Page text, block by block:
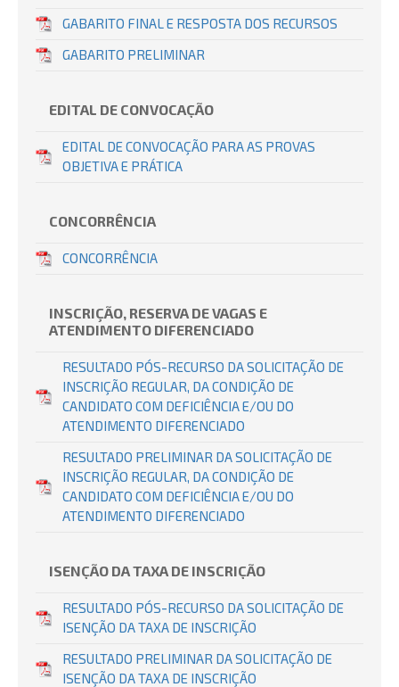
GABARITO FINAL E RESPOSTA DOS RECURSOS
GABARITO PRELIMINAR
EDITAL DE CONVOCAÇÃO
EDITAL DE CONVOCAÇÃO PARA AS PROVAS
OBJETIVA E PRÁTICA
CONCORRÊNCIA
CONCORRÊNCIA
INSCRIÇÃO, RESERVA DE VAGAS E
ATENDIMENTO DIFERENCIADO
RESULTADO PÓS-RECURSO DA SOLICITAÇÃO DE
INSCRIÇÃO REGULAR, DA CONDIÇÃO DE
CANDIDATO COM DEFICIÊNCIA E/OU DO
ATENDIMENTO DIFERENCIADO
RESULTADO PRELIMINAR DA SOLICITAÇÃO DE
INSCRIÇÃO REGULAR, DA CONDIÇÃO DE
CANDIDATO COM DEFICIÊNCIA E/OU DO
ATENDIMENTO DIFERENCIADO
ISENÇÃO DA TAXA DE INSCRIÇÃO
RESULTADO PÓS-RECURSO DA SOLICITAÇÃO DE
ISENÇÃO DA TAXA DE INSCRIÇÃO
RESULTADO PRELIMINAR DA SOLICITAÇÃO DE
ISENÇÃO DA TAXA DE INSCRIÇÃO